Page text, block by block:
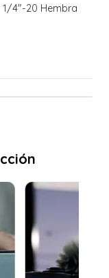
1/4"-20 Hembra